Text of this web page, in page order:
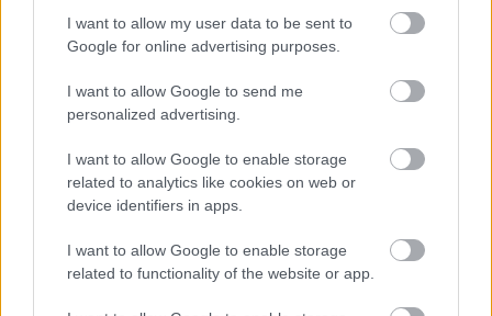
I want to allow my user data to be sent to
Google for online advertising purposes.
I want to allow Google to send me
personalized advertising.
I want to allow Google to enable storage
related to analytics like cookies on web or
device identifiers in apps.
I want to allow Google to enable storage
related to functionality of the website or app.
vezetni, ez a magabiztosság pedig eddig hiányzott a
Hyundai autójával. Murván azonban ezt a magabiztosabb
kiemelt
Lengyel Rally 2024
WRC